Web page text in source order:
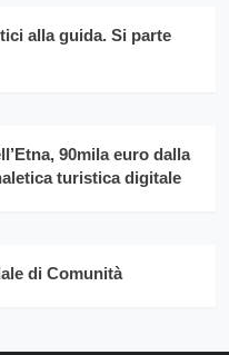
alla guida. Si parte
90mila euro dalla
turistica digitale
di Comunità